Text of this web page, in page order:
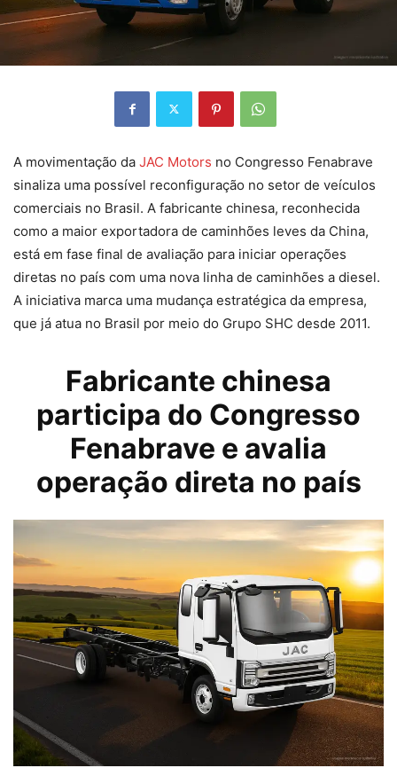
A movimentação da JAC Motors no Congresso Fenabrave
sinaliza uma possível reconfiguração no setor de veículos
comerciais no Brasil. A fabricante chinesa, reconhecida
como a maior exportadora de caminhões leves da China,
está em fase final de avaliação para iniciar operações
diretas no país com uma nova linha de caminhões a diesel.
A iniciativa marca uma mudança estratégica da empresa,
que já atua no Brasil por meio do Grupo SHC desde 2011.
Fabricante chinesa
participa do Congresso
Fenabrave e avalia
operação direta no país